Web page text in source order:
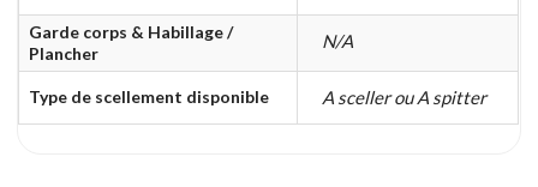
Garde corps & Habillage /
Plancher
N/A
Type de scellement disponible A sceller ou A spitter